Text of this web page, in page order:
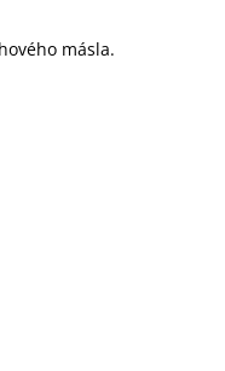
másla.